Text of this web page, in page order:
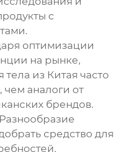
с
оптимизации
на рынке,
тела из Китая часто
чем аналоги от
брендов.
Разнообразие
средство для